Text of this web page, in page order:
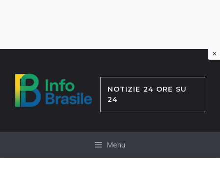
contenuto
NOTIZIE 24 ORE SU
24
Menu
×